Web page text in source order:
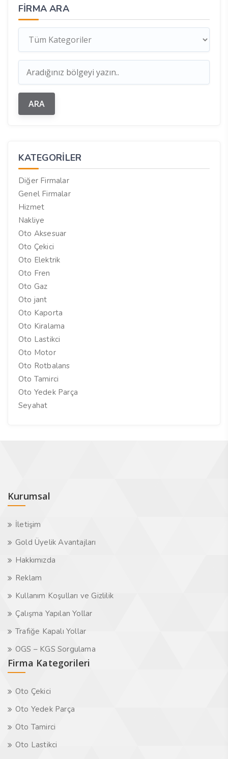
FIRMA ARA
KATEGORILER
Diğer Firmalar
Genel Firmalar
Hizmet
Nakliye
Oto Aksesuar
Oto Çekici
Oto Elektrik
Oto Fren
Oto Gaz
Oto jant
Oto Kaporta
Oto Kiralama
Oto Lastikci
Oto Motor
Oto Rotbalans
Oto Tamirci
Oto Yedek Parça
Seyahat
Kurumsal
İletişim
Gold Üyelik Avantajları
Hakkımızda
Reklam
Kullanım Koşulları ve Gizlilik
Çalışma Yapılan Yollar
Trafiğe Kapalı Yollar
OGS – KGS Sorgulama
Firma Kategorileri
Oto Çekici
Oto Yedek Parça
Oto Tamirci
Oto Lastikci